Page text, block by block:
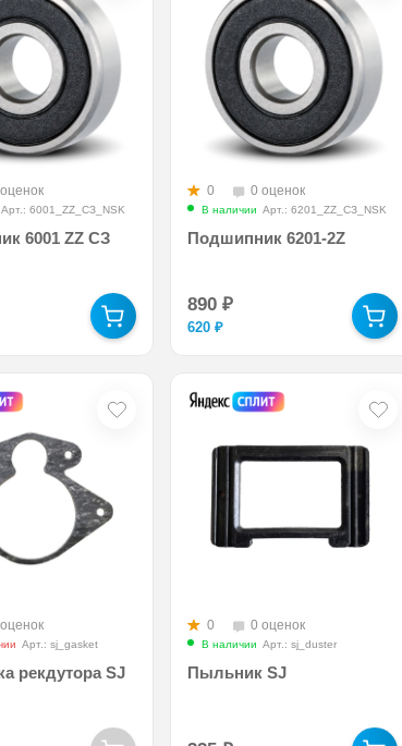
Арт.: 6001_ZZ_СЗ_NSK
6001 ZZ СЗ
0 0 оценок
В наличии Арт.: 6201_ZZ_СЗ_NSK
Подшипник 6201-2Z
890₽
620₽
Арт.: sj_gasket
рекдутора SJ
0 0 оценок
В наличии Арт.: sj_duster
Пыльник SJ